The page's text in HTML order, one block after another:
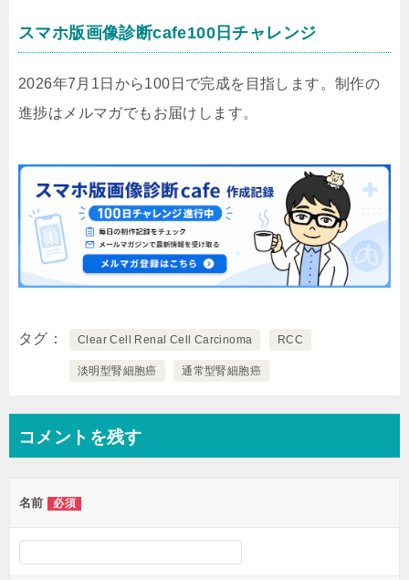
スマホ版画像診断cafe100日チャレンジ
2026年7月1日から100日で完成を目指します。制作の
進捗はメルマガでもお届けします。
タグ Clear Cell Renal Cell Carcinoma RCC
淡明型腎細胞癌 通常型腎細胞癌
コメントを残す
名前 必須